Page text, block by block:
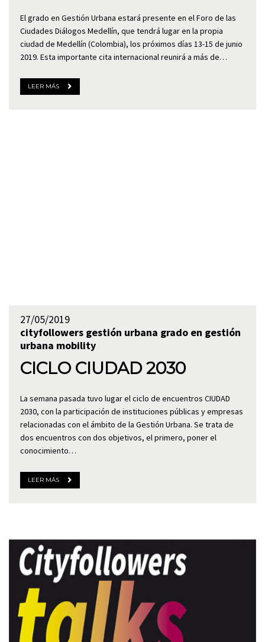
El grado en Gestión Urbana estará presente en el Foro de las
Ciudades Diálogos Medellín, que tendrá lugar en la propia
ciudad de Medellín (Colombia), los próximos días 13-15 de junio
2019. Esta importante cita internacional reunirá a más de…
LEER MÁS
27/05/2019
cityfollowers gestión urbana grado en gestión
urbana mobility
CICLO CIUDAD 2030
La semana pasada tuvo lugar el ciclo de encuentros CIUDAD
2030, con la participación de instituciones públicas y empresas
relacionadas con el ámbito de la Gestión Urbana. Se trata de
dos encuentros con dos objetivos, el primero, poner el
conocimiento…
LEER MÁS